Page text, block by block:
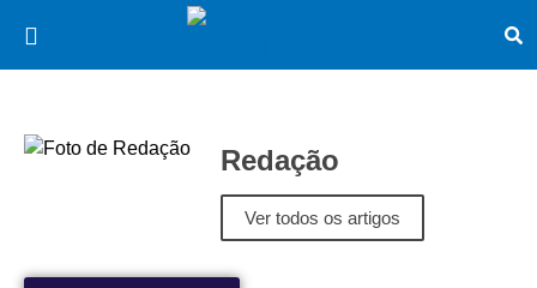
Redação
Ver todos os artigos